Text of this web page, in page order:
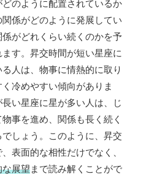
どのように配置されているか
係がどのように発展してい
係がどれくらい続くのかを予
す。昇交時間が短い星座に
人は、物事に情熱的に取り
冷めやすい傾向がありま
い星座に星が多い人は、じ
事を進め、関係も長く続く
しょう。このように、昇交
表面的な相性だけでなく、
な展望まで読み解くことがで